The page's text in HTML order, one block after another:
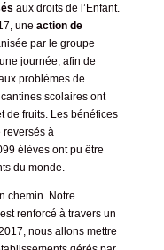
aux droits de l’Enfant.
une action de
par le groupe
journée, afin de
problèmes de
scolaires ont
de fruits. Les bénéfices
reversés à
élèves ont pu être
du monde.
chemin. Notre
renforcé à travers un
nous allons mettre